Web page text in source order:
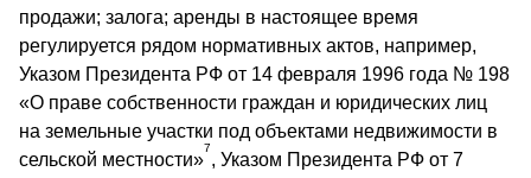
продажи; залога; аренды в настоящее время
регулируется рядом нормативных актов, например,
Указом Президента РФ от 14 февраля 1996 года № 198
«О праве собственности граждан и юридических лиц
на земельные участки под объектами недвижимости в
сельской местности»
7
, Указом Президента РФ от 7